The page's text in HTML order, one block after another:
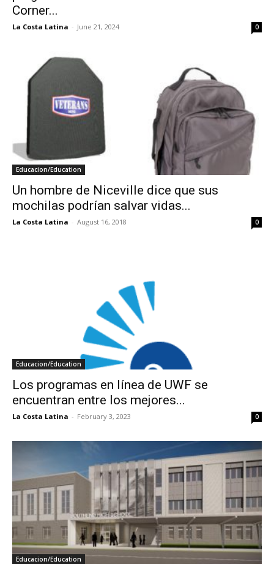
Corner...
La Costa Latina - June 21, 2024 0
Educacion/Education
Un hombre de Niceville dice que sus
mochilas podrían salvar vidas...
La Costa Latina - August 16, 2018 0
Educacion/Education
Los programas en línea de UWF se
encuentran entre los mejores...
La Costa Latina - February 3, 2023 0
Educacion/Education